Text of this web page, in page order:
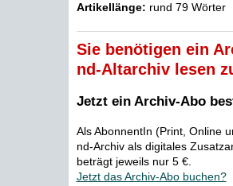
Artikellänge: rund 79 Wörter
Sie benötigen ein
nd-Altarchiv lesen
Jetzt ein Archiv-Abo
Als AbonnentIn (Print, Online
nd-Archiv als digitales
beträgt jeweils nur 5 €.
Jetzt das Archiv-Abo buchen?